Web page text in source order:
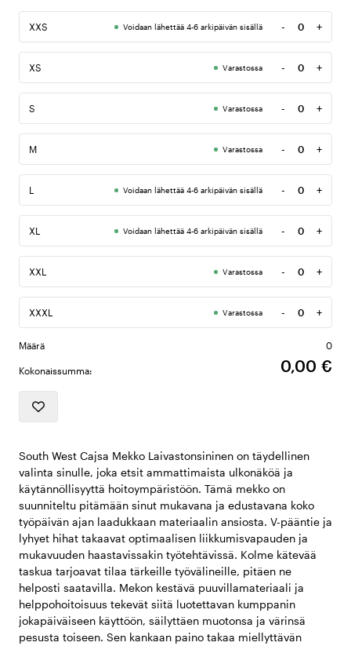
XXS Voidaan lähettää 4-6 arkipäivän sisällä -
Määrä
+
XS Varastossa -
Määrä
+
S Varastossa -
Määrä
+
M Varastossa -
Määrä
+
L Voidaan lähettää 4-6 arkipäivän sisällä -
Määrä
+
XL Voidaan lähettää 4-6 arkipäivän sisällä -
Määrä
+
XXL Varastossa -
Määrä
+
XXXL Varastossa -
Määrä
+
Määrä 0
Kokonaissumma: 0,00 €
South West Cajsa Mekko Laivastonsininen on täydellinen
valinta sinulle, joka etsit ammattimaista ulkonäköä ja
käytännöllisyyttä hoitoympäristöön. Tämä mekko on
suunniteltu pitämään sinut mukavana ja edustavana koko
työpäivän ajan laadukkaan materiaalin ansiosta. V-pääntie ja
lyhyet hihat takaavat optimaalisen liikkumisvapauden ja
mukavuuden haastavissakin työtehtävissä. Kolme kätevää
taskua tarjoavat tilaa tärkeille työvälineille, pitäen ne
helposti saatavilla. Mekon kestävä puuvillamateriaali ja
helppohoitoisuus tekevät siitä luotettavan kumppanin
jokapäiväiseen käyttöön, säilyttäen muotonsa ja värinsä
pesusta toiseen. Sen kankaan paino takaa miellyttävän